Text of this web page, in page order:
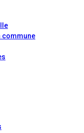
commune